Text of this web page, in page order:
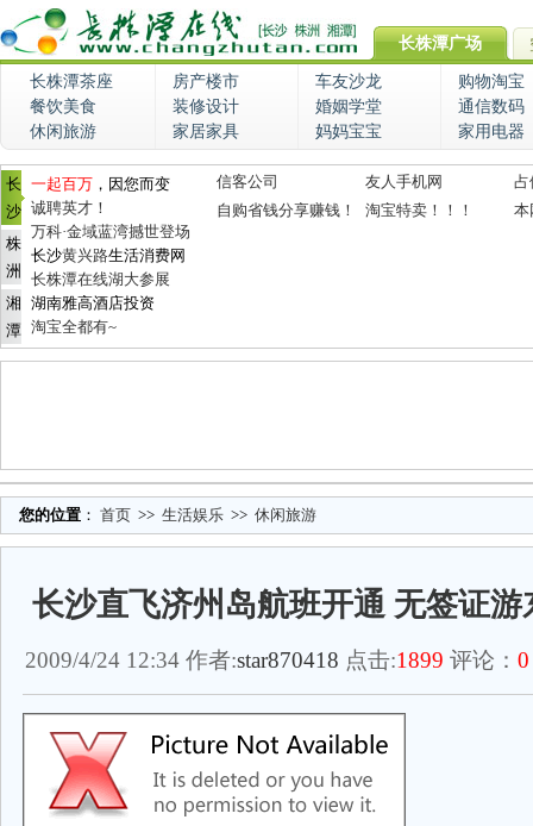
长株潭广场
长株潭茶座 房产楼市 车友沙龙
购物淘宝
餐饮美食
装修设计 婚姻学堂
通信数码
休闲旅游
家居家具 妈妈宝宝 家用电器
长
沙
株
洲
湘
潭
一起百万 ，因您而变
诚聘英才！
万科·金域蓝湾撼世登场
长沙黄兴路生活消费网
长株潭在线湖大参展
湖南雅高酒店投资
淘宝全都有~
信客公司 友人手机网
占
自购省钱分享赚钱！
淘宝特卖！！！ 本
您的位置 ： 首页 >> 生活娱乐 >> 休闲旅游
长沙直飞济州岛航班开通 无签证游
2009/4/24 12:34 作者:star870418 点击:1899 评论： 0